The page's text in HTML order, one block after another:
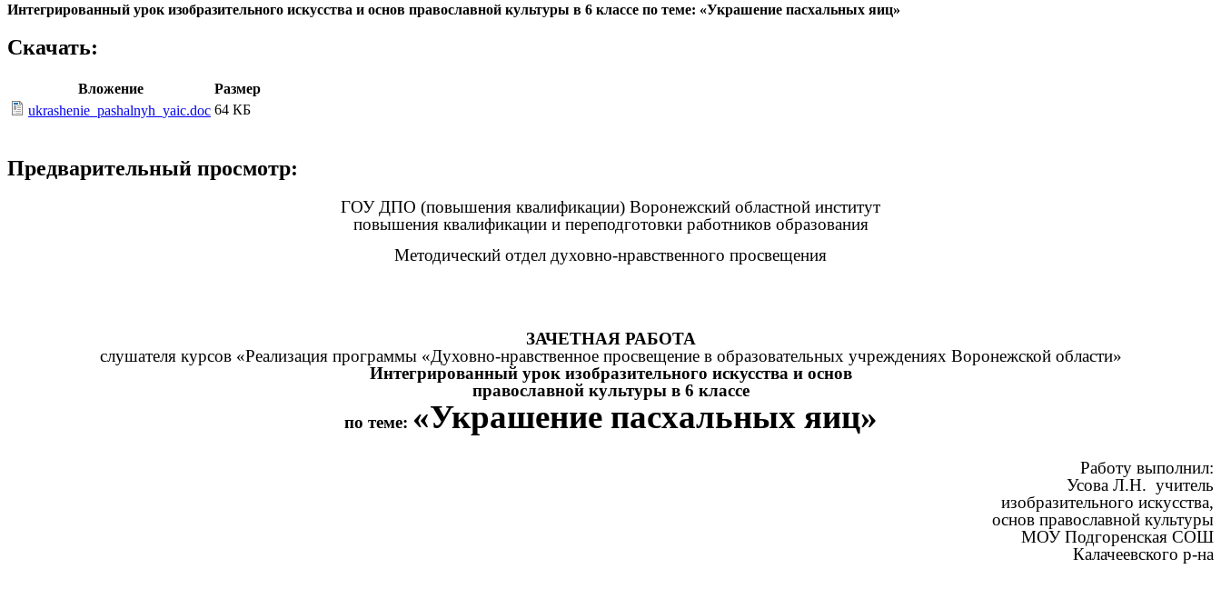
Интегрированный урок изобразительного искусства и основ православной культуры в 6 классе по теме: «Украшение пасхальных яиц»
Скачать:
Вложение
Размер
ukrashenie_pashalnyh_yaic.doc 64 КБ
Предварительный просмотр:
ГОУ ДПО (повышения квалификации) Воронежский областной институт
повышения квалификации и переподготовки работников образования
Методический отдел духовно-нравственного просвещения
ЗАЧЕТНАЯ РАБОТА
слушателя курсов «Реализация программы «Духовно-нравственное просвещение в образовательных учреждениях Воронежской области»
Интегрированный урок изобразительного искусства и основ
православной культуры в 6 классе
по теме: «Украшение пасхальных яиц»
Работу выполнил:
Усова Л.Н. учитель
изобразительного искусства,
основ православной культуры
МОУ Подгоренская СОШ
Калачеевского р-на